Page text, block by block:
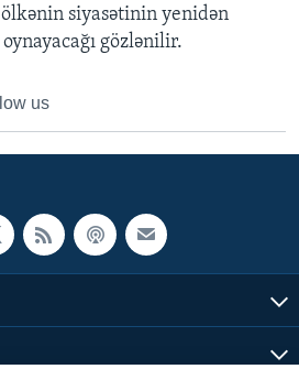
siyasətinin yenidən
gözlənilir.
us